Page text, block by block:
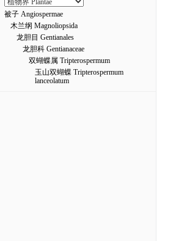
被子 Angiospermae
木兰纲 Magnoliopsida
龙胆目 Gentianales
龙胆科 Gentianaceae
双蝴蝶属 Tripterospermum
玉山双蝴蝶 Tripterospermum
lanceolatum